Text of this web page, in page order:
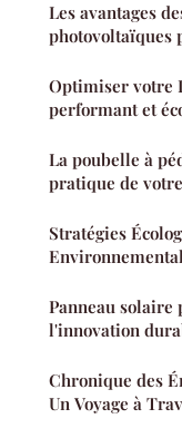
Les avantages
photovoltaïques
Optimiser votre
performant et
La poubelle à
pratique de
Stratégies
Panneau solaire
l'innovation
Chronique des
Un Voyage à